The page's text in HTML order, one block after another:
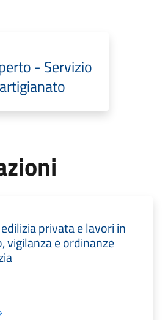
- Servizio
privata e lavori in
vigilanza e ordinanze